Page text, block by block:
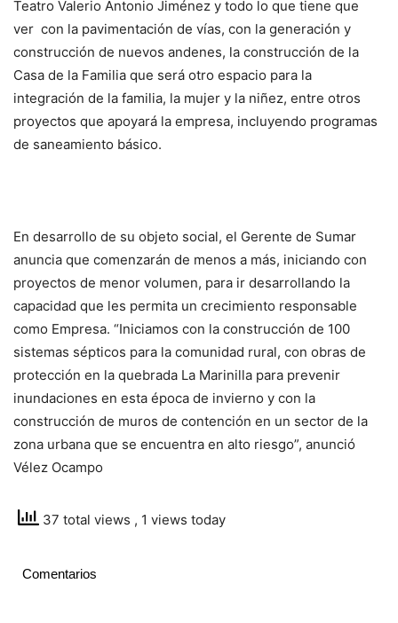
Teatro Valerio Antonio Jiménez y todo lo que tiene que
ver con la pavimentación de vías, con la generación y
construcción de nuevos andenes, la construcción de la
Casa de la Familia que será otro espacio para la
integración de la familia, la mujer y la niñez, entre otros
proyectos que apoyará la empresa, incluyendo programas
de saneamiento básico.
En desarrollo de su objeto social, el Gerente de Sumar
anuncia que comenzarán de menos a más, iniciando con
proyectos de menor volumen, para ir desarrollando la
capacidad que les permita un crecimiento responsable
como Empresa. “Iniciamos con la construcción de 100
sistemas sépticos para la comunidad rural, con obras de
protección en la quebrada La Marinilla para prevenir
inundaciones en esta época de invierno y con la
construcción de muros de contención en un sector de la
zona urbana que se encuentra en alto riesgo”, anunció
Vélez Ocampo
37 total views , 1 views today
Comentarios